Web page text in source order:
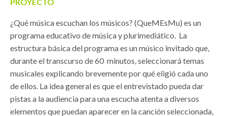
¿Qué música escuchan los músicos? (QueMEsMu) es un
programa educativo de música y plurimediático. La
estructura básica del programa es un músico invitado que,
durante el transcurso de 60 minutos, seleccionará temas
musicales explicando brevemente por qué eligió cada uno
de ellos. La idea general es que el entrevistado pueda dar
pistas a la audiencia para una escucha atenta a diversos
elementos que puedan aparecer en la canción seleccionada,